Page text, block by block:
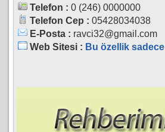
Telefon : 0 (246) 0000000
Telefon Cep : 05428034038
E-Posta : ravci32@gmail.com
Web Sitesi : Bu özellik